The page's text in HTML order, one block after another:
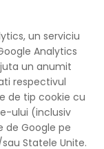
un serviciu
Analytics
un anumit
respectivul
de tip cookie cu
ului (inclusiv
de Google pe
Statele Unite.